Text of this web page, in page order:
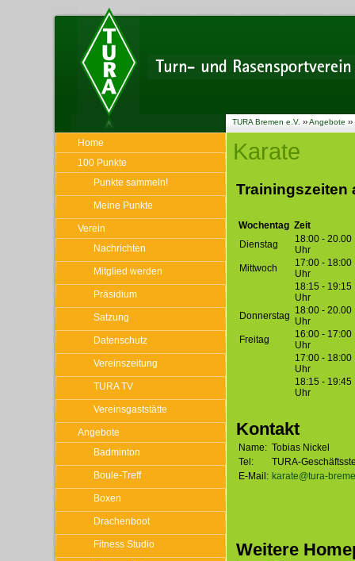
TURA Bremen e.V. ››Angebote ››
Home
100 Punkte
Punkte sammeln!
Meine Punkte
Verein
Nachrichten
Mitglied werden
Präsidium
Satzung
Datenschutz
Vereinszeitung
TURA TV
Vereinsgaststätte
Angebote
Badminton
Boule-Treff
Boxen
Drachenboot
Fitness Studio
Karate
Trainingszeiten
Wochentag Zeit
Dienstag
18:00 - 20.00
Uhr
Mittwoch
17:00 - 18:00
Uhr
18:15 - 19:15
Uhr
Donnerstag 18:00 - 20.00
Uhr
Freitag
16:00 - 17:00
Uhr
17:00 - 18:00
Uhr
18:15 - 19:45
Uhr
Kontakt
Name: Tobias Nickel
Tel:
TURA-
E-Mail: karate@tura-
Weitere